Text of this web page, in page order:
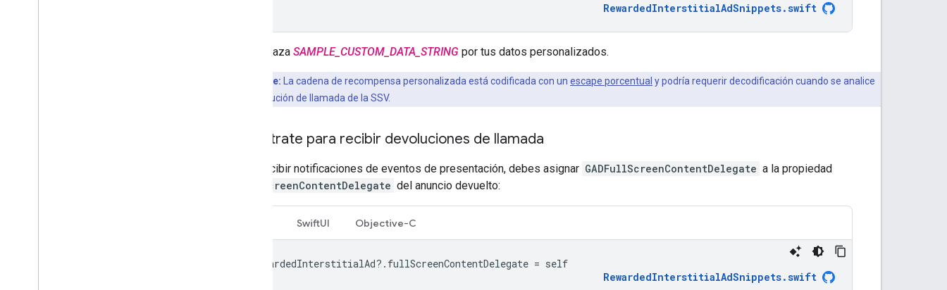
RewardedInterstitialAdSnippets.swift
Reemplaza SAMPLE_CUSTOM_DATA_STRING por tus datos personalizados.
Punto clave: La cadena de recompensa personalizada está codificada con un escape porcentual y podría requerir decodificación cuando se analice
desde la devolución de llamada de la SSV.
Regístrate para recibir devoluciones de llamada
Para recibir notificaciones de eventos de presentación, debes asignar GADFullScreenContentDelegate a la propiedad
fullScreenContentDelegate del anuncio devuelto:
SwiftUI Objective-C
rewardedInterstitialAd?. fullScreenContentDelegate = self
RewardedInterstitialAdSnippets.swift